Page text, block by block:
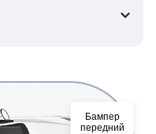
Бампер
передний